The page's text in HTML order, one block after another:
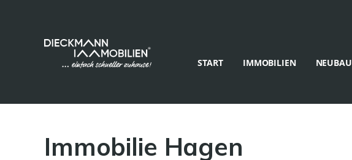
START IMMOBILIEN NEUBAU
Immobilie Hagen